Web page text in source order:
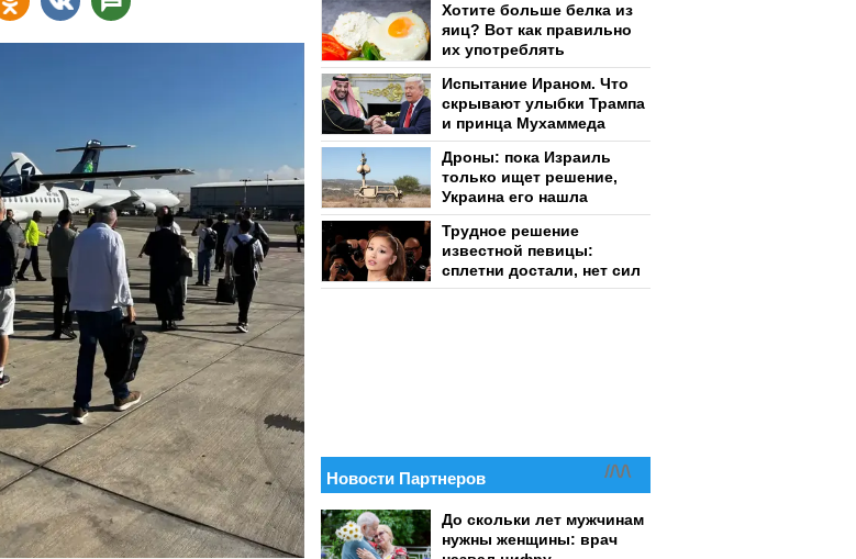
Хотите больше белка из
яиц? Вот как правильно
их употреблять
Испытание Ираном. Что
скрывают улыбки Трампа
и принца Мухаммеда
Дроны: пока Израиль
только ищет решение,
Украина его нашла
Трудное решение
известной певицы:
сплетни достали, нет сил